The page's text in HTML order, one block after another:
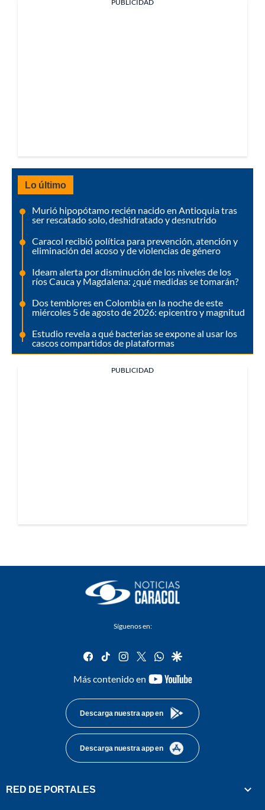
PUBLICIDAD
Lo último
Murió hipopótamo recién nacido en Antioquia tras
ser rescatado solo, deshidratado y desnutrido
Caracol recibió política para prevención, atención y
eliminación del acoso y de violencias de género
Ideam alerta por disminución de los niveles de los
ríos Cauca y Magdalena: ¿qué medidas se tomarán?
Dos temblores en Colombia en la noche de este
miércoles 5 de agosto de 2026: epicentro y magnitud
Estudio revela a qué bacterias se expone al usar los
cascos compartidos de plataformas
PUBLICIDAD
Síguenos en:
facebook
tiktok instagram
twitterwhatsapp
google
Más contenido en
youtube-
Descarga nuestra app en
Descarga nuestra app en
RED DE PORTALES